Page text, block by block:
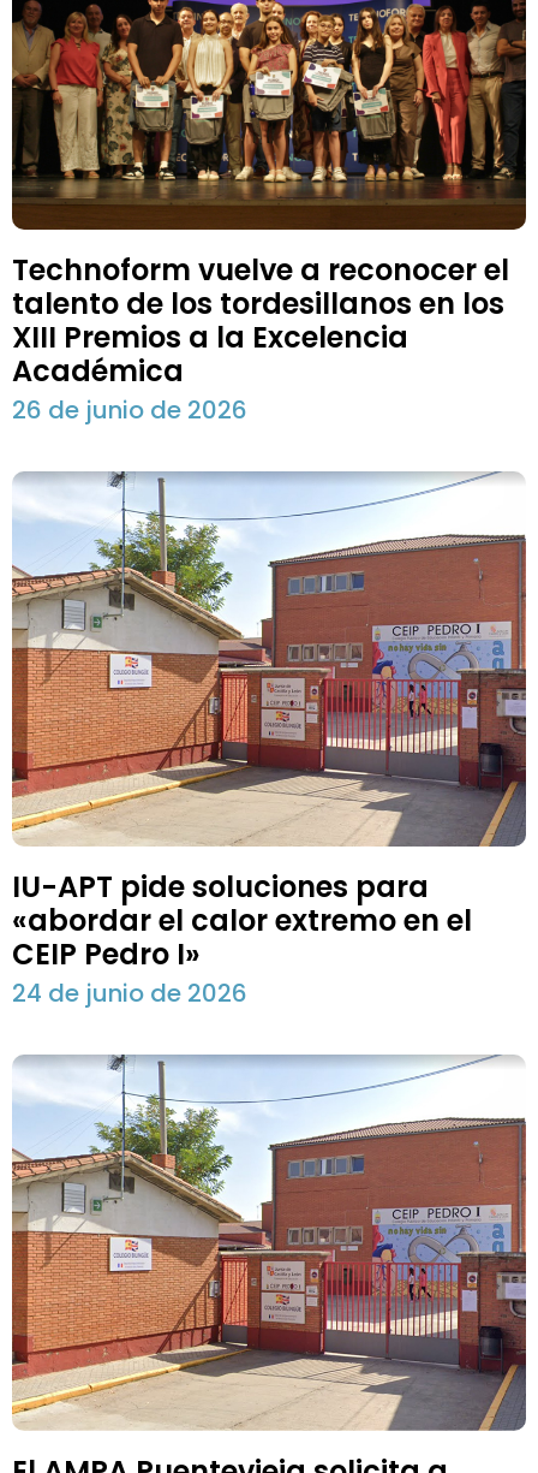
Technoform vuelve a reconocer el
talento de los tordesillanos en los
XIII Premios a la Excelencia
Académica
26 de junio de 2026
IU-APT pide soluciones para
«abordar el calor extremo en el
CEIP Pedro I»
24 de junio de 2026